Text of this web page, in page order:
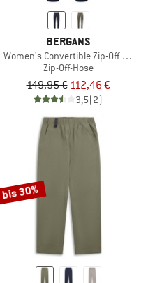
BERGANS
Women's Convertible Zip-Off
Zip-Off-Hose
149,95 € 112,46 €
3,5(2)
bis 30%